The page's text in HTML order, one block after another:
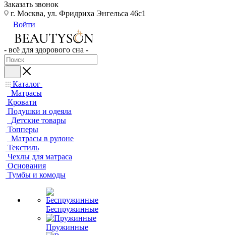
Заказать звонок
г. Москва, ул. Фридриха Энгельса 46с1
Войти
- всё для здорового сна -
Каталог
Матрасы
Кровати
Подушки и одеяла
Детские товары
Топперы
Матрасы в рулоне
Текстиль
Чехлы для матраса
Основания
Тумбы и комоды
Беспружинные
Пружинные